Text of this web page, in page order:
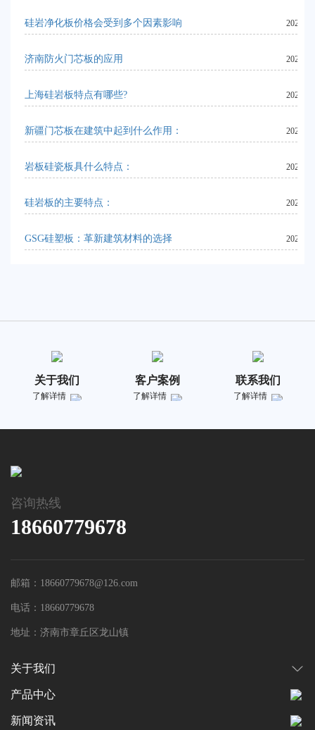
硅岩净化板价格会受到多个因素影响 2024-
济南防火门芯板的应用 2024-
上海硅岩板特点有哪些? 2023-
新疆门芯板在建筑中起到什么作用： 2024-
岩板硅瓷板具什么特点： 2023-
硅岩板的主要特点： 2023-
GSG硅塑板：革新建筑材料的选择 2023-
关于我们
了解详情
客户案例
了解详情
联系我们
了解详情
关于我们
产品中心
新闻资讯
咨询热线
18660779678
邮箱：18660779678@126.com
电话：18660779678
地址：济南市章丘区龙山镇